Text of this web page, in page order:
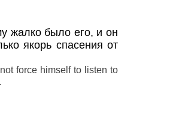
жалко было его, и он
якорь спасения от
force himself to listen to